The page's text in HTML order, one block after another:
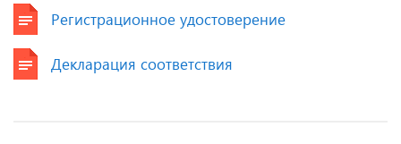
Регистрационное удостоверение
Декларация соответствия